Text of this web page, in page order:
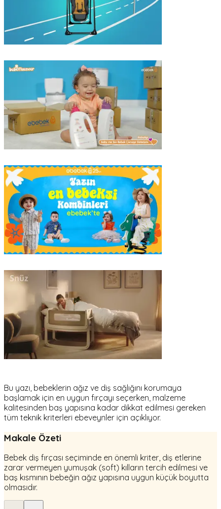
Bu yazı, bebeklerin ağız ve diş sağlığını korumaya
başlamak için en uygun fırçayı seçerken, malzeme
kalitesinden baş yapısına kadar dikkat edilmesi gereken
tüm teknik kriterleri ebeveynler için açıklıyor.
Makale Özeti
Bebek diş fırçası seçiminde en önemli kriter, diş etlerine
zarar vermeyen yumuşak (soft) kılların tercih edilmesi ve
baş kısmının bebeğin ağız yapısına uygun küçük boyutta
olmasıdır.